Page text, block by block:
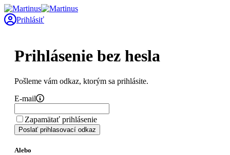
Prihlásiť
Prihlásenie bez hesla
Pošleme vám odkaz, ktorým sa prihlásite.
E-mail
Zapamätať prihlásenie
Poslať prihlasovací odkaz
Alebo